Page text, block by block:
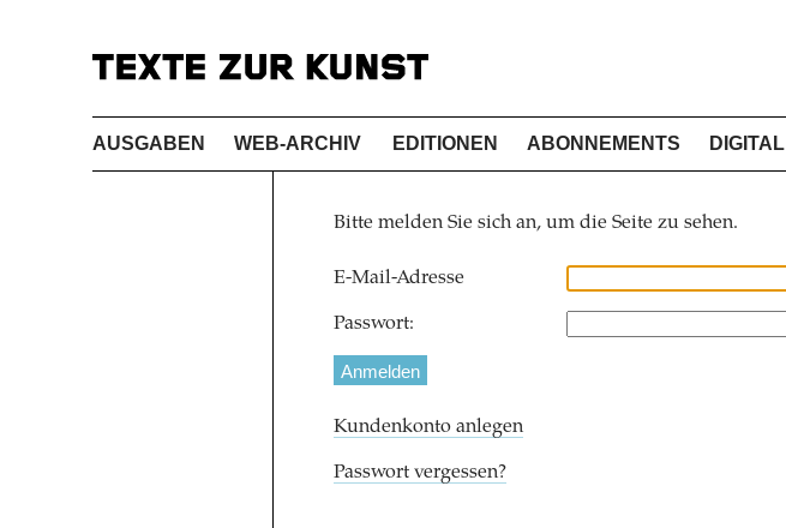
AUSGABEN WEB-ARCHIV EDITIONEN ABONNEMENTS DIGITAL
Bitte melden Sie sich an, um die Seite zu sehen.
E-Mail-Adresse
Passwort:
Kundenkonto anlegen
Passwort vergessen?